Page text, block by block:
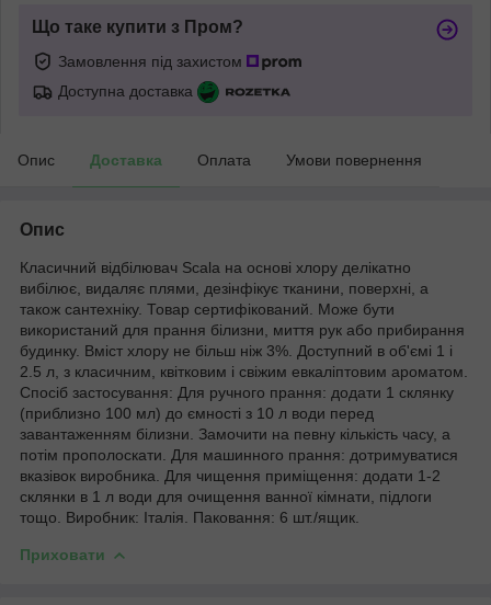
Що таке купити з Пром?
Замовлення під захистом
Доступна доставка
Опис Доставка Оплата Умови повернення
Опис
Класичний відбілювач Scala на основі хлору делікатно
вибілює, видаляє плями, дезінфікує тканини, поверхні, а
також сантехніку. Товар сертифікований. Може бути
використаний для прання білизни, миття рук або прибирання
будинку. Вміст хлору не більш ніж 3%. Доступний в об'ємі 1 і
2.5 л, з класичним, квітковим і свіжим евкаліптовим ароматом.
Спосіб застосування: Для ручного прання: додати 1 склянку
(приблизно 100 мл) до ємності з 10 л води перед
завантаженням білизни. Замочити на певну кількість часу, а
потім прополоскати. Для машинного прання: дотримуватися
вказівок виробника. Для чищення приміщення: додати 1-2
склянки в 1 л води для очищення ванної кімнати, підлоги
тощо. Виробник: Італія. Паковання: 6 шт./ящик.
Приховати